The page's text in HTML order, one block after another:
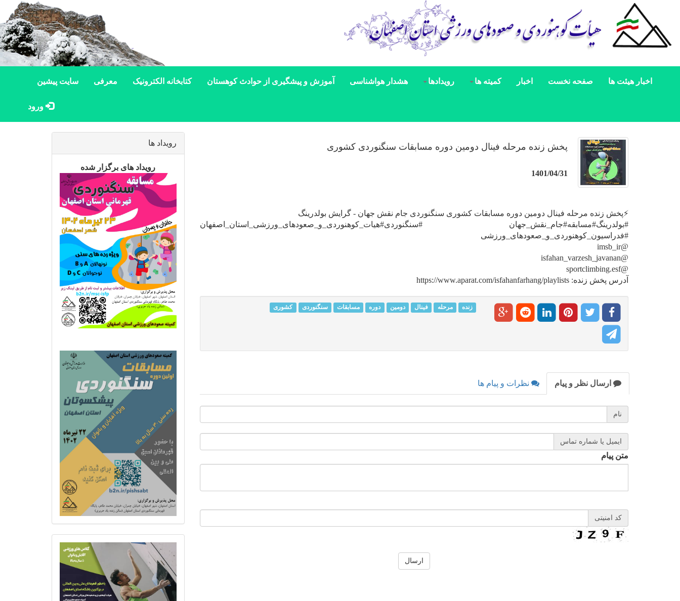
اخبار هیئت ها صفحه نخست اخبار کمیته ها رویدادها هشدار هواشناسی آموزش و پیشگیری از حوادث کوهستان کتابخانه الکترونیک معرفی سایت پیشین
ورود
پخش زنده مرحله فینال دومین دوره مسابقات سنگنوردی کشوری
1401/04/31
⚡پخش زنده مرحله فینال دومین دوره مسابقات کشوری سنگنوردی جام نقش جهان - گرایش بولدرینگ
#بولدرینگ#مسابقه#جام_نقش_جهان #سنگنوردی#هیات_کوهنوردی_و_صعودهای_ورزشی_استان_اصفهان
#فدراسیون_کوهنوردی_و_صعودهای_ورزشی
@imsb_ir
@isfahan_varzesh_javanan
@sportclimbing.esf
آدرس پخش زنده: https://www.aparat.com/isfahanfarhang/playlists
زنده مرحله فینال دومین دوره مسابقات سنگنوردی کشوری
ارسال نظر و پیام نظرات و پیام ها
نام
ایمیل یا شماره تماس
متن پیام
کد امنیتی
رویداد ها
رویداد های برگزار شده